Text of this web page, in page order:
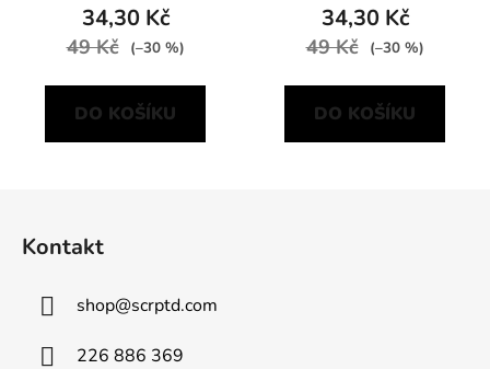
34,30 Kč
49 Kč (–30 %)
DO KOŠÍKU
34,30 Kč
49 Kč (–30 %)
DO KOŠÍKU
Kontakt
shop@scrptd.com
226 886 369